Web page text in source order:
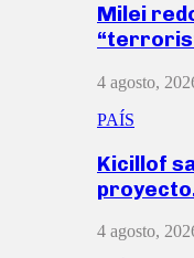
Milei
4 agosto,
PAÍS
Kicillof
4 agosto,